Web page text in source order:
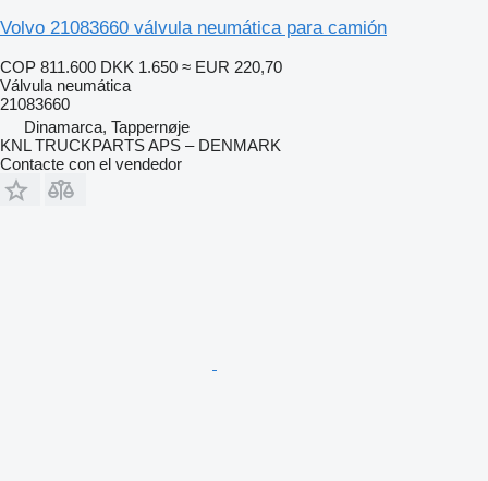
Volvo 21083660 válvula neumática para camión
COP 811.600 DKK 1.650 ≈ EUR 220,70
Válvula neumática
21083660
Dinamarca, Tappernøje
KNL TRUCKPARTS APS – DENMARK
Contacte con el vendedor